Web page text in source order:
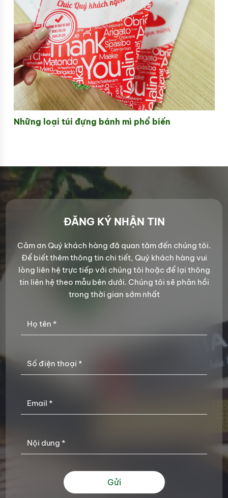
Những loại túi đựng bánh mì phổ biến
ĐĂNG KÝ NHẬN TIN
Cảm ơn Quý khách hàng đã quan tâm đến chúng tôi.
Để biết thêm thông tin chi tiết, Quý khách hàng vui
lòng liên hệ trực tiếp với chúng tôi hoặc để lại thông
tin liên hệ theo mẫu bên dưới. Chúng tôi sẽ phản hồi
trong thời gian sớm nhất
Gửi